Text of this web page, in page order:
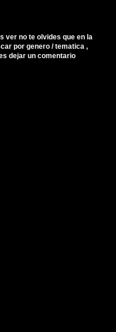
ver no te olvides que en la
por genero / tematica ,
dejar un comentario